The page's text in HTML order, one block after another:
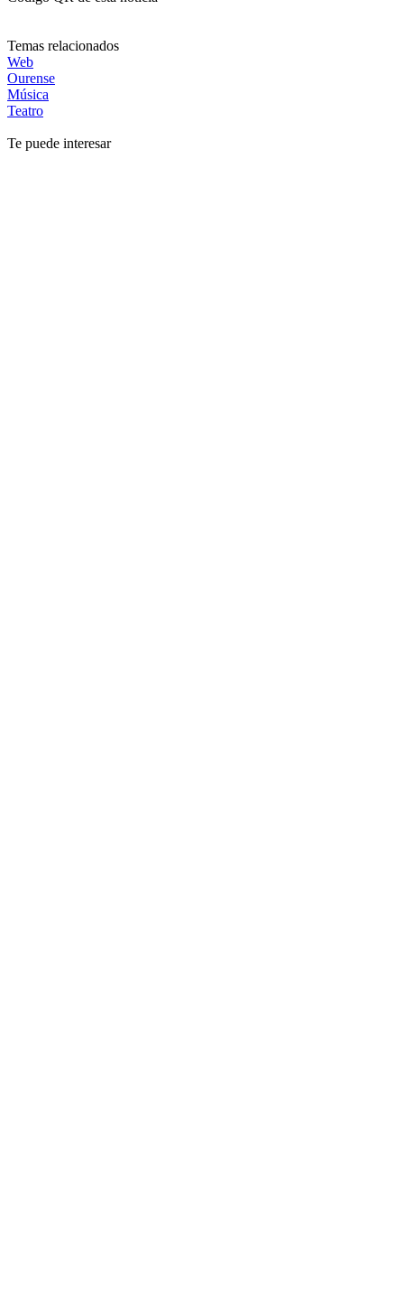
Temas relacionados
Web
Ourense
Música
Teatro
Te puede interesar